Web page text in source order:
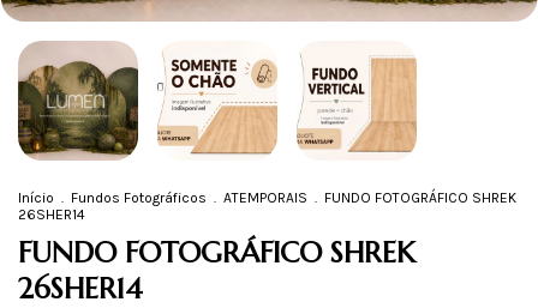
Início Fundos Fotográficos ATEMPORAIS
FUNDO FOTOGRÁFICO SHREK
26SHER14
FUNDO FOTOGRÁFICO SHREK
26SHER14